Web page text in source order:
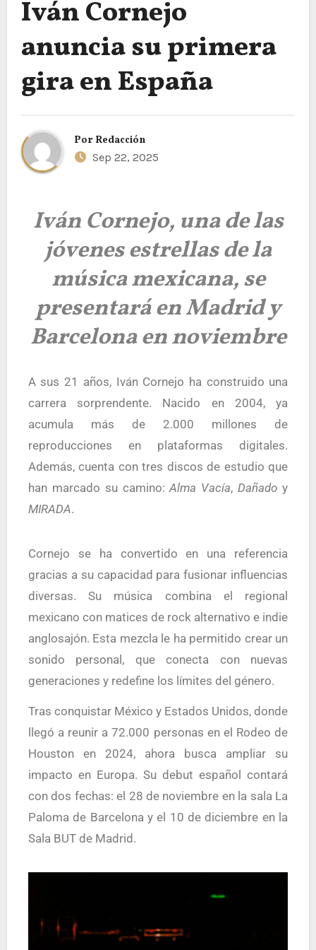
Iván Cornejo
anuncia su primera
gira en España
Por Redacción
Sep 22, 2025
Iván Cornejo, una de las
jóvenes estrellas de la
música mexicana, se
presentará en Madrid y
Barcelona en noviembre
A sus 21 años, Iván Cornejo ha construido una
carrera sorprendente. Nacido en 2004, ya
acumula más de 2.000 millones de
reproducciones en plataformas digitales.
Además, cuenta con tres discos de estudio que
han marcado su camino:Alma Vacía,Dañado y
MIRADA.
Cornejo se ha convertido en una referencia
gracias a su capacidad para fusionar influencias
diversas. Su música combina el regional
mexicano con matices de rock alternativo e indie
anglosajón. Esta mezcla le ha permitido crear un
sonido personal, que conecta con nuevas
generaciones y redefine los límites del género.
Tras conquistar México y Estados Unidos, donde
llegó a reunir a 72.000 personas en el Rodeo de
Houston en 2024, ahora busca ampliar su
impacto en Europa. Su debut español contará
con dos fechas: el 28 de noviembre en la sala La
Paloma de Barcelona y el 10 de diciembre en la
Sala BUT de Madrid.